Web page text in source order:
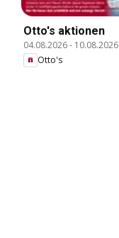
Otto's aktionen
04.08.2026- 10.08.2026
Otto's